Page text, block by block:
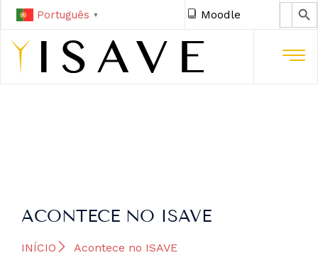
Português ▼ Moodle
Search
ACONTECE NO ISAVE
INÍCIO Acontece no ISAVE